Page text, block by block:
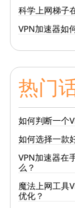
科学上网梯子
VPN加速器如
热门
如何判断一个
如何选择一款
VPN加速器在
么？
魔法上网工具
优化？